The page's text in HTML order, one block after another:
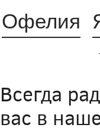
Офелия
Всегда
вас в